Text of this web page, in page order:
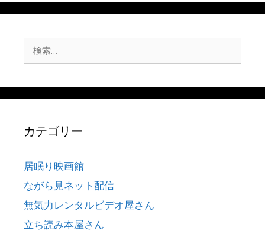
索:
カテゴリー
居眠り映画館
ながら見ネット配信
無気力レンタルビデオ屋さん
立ち読み本屋さん